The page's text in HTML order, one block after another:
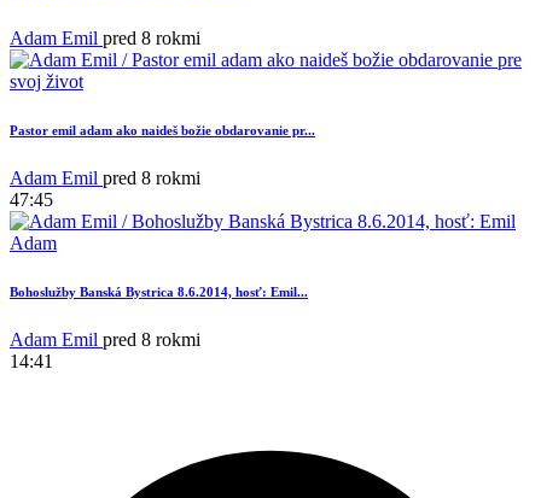
1
Adam Emil pred 8 rokmi
Pastor emil adam ako naideš božie obdarovanie pr...
Adam Emil pred 8 rokmi
47:45
Bohoslužby Banská Bystrica 8.6.2014, hosť: Emil...
Adam Emil pred 8 rokmi
14:41